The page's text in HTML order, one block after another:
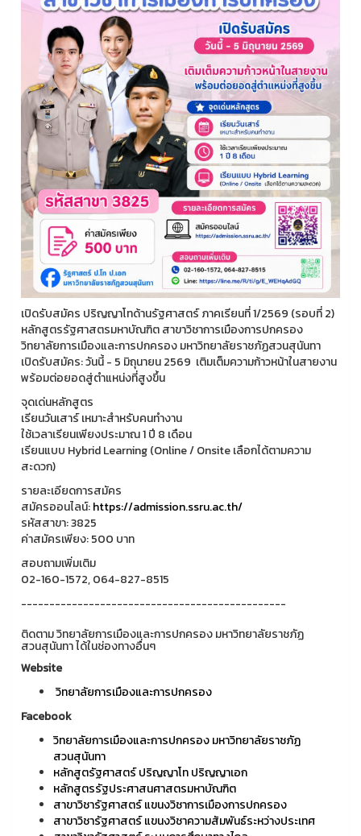
เปิดรับสมัคร ปริญญาโทด้านรัฐศาสตร์ ภาคเรียนที่ 1/2569 (รอบที่ 2)
หลักสูตรรัฐศาสตรมหาบัณฑิต สาขาวิชาการเมืองการปกครอง
วิทยาลัยการเมืองและการปกครอง มหาวิทยาลัยราชภัฏสวนสุนันทา
เปิดรับสมัคร: วันนี้ - 5 มิถุนายน 2569 เติมเต็มความก้าวหน้าในสายงาน
พร้อมต่อยอดสู่ตำแหน่งที่สูงขึ้น
จุดเด่นหลักสูตร
เรียนวันเสาร์ เหมาะสำหรับคนทำงาน
ใช้เวลาเรียนเพียงประมาณ 1 ปี 8 เดือน
เรียนแบบ Hybrid Learning (Online / Onsite เลือกได้ตามความ
สะดวก)
รายละเอียดการสมัคร
สมัครออนไลน์:https://admission.ssru.ac.th/
รหัสสาขา: 3825
ค่าสมัครเพียง: 500 บาท
สอบถามเพิ่มเติม
02-160-1572, 064-827-8515
-----------------------------------------------
ติดตาม วิทยาลัยการเมืองและการปกครอง มหาวิทยาลัยราชภัฏ
สวนสุนันทา ได้ในช่องทางอื่นๆ
Website
วิทยาลัยการเมืองและการปกครอง
Facebook
วิทยาลัยการเมืองและการปกครอง มหาวิทยาลัยราชภัฏ
สวนสุนันทา
หลักสูตรัฐศาสตร์ ปริญญาโท ปริญญาเอก
หลักสูตรรัฐประศาสนศาสตรมหาบัณฑิต
สาขาวิชารัฐศาสตร์ แขนงวิชาการเมืองการปกครอง
สาขาวิชารัฐศาสตร์ แขนงวิชาความสัมพันธ์ระหว่างประเทศ